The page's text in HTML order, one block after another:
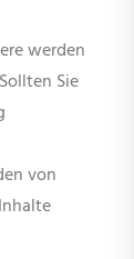
werden
Sie
von